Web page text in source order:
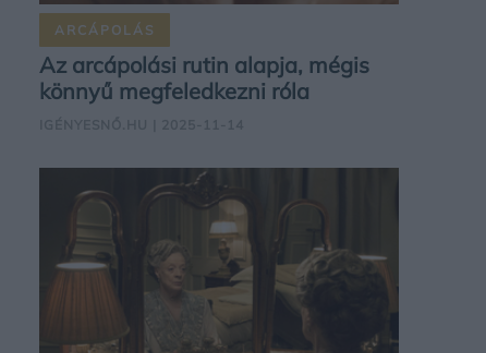
ARCÁPOLÁS
Az arcápolási rutin alapja, mégis
könnyű megfeledkezni róla